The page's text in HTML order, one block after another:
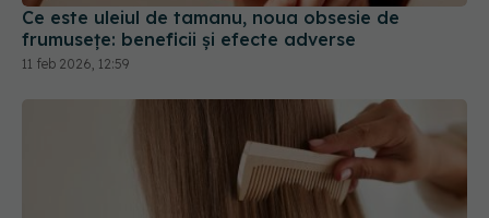
Ce este uleiul de tamanu, noua obsesie de
frumusețe: beneficii și efecte adverse
11 feb 2026, 12:59